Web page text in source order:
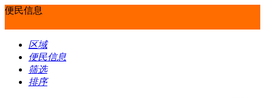
便民信息
区域
便民信息
筛选
排序